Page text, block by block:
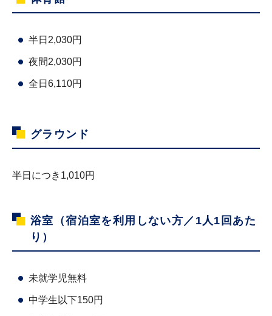
半日2,030円
夜間2,030円
全日6,110円
グラウンド
半日につき1,010円
浴室（宿泊室を利用しない方／1人1回あた
り）
未就学児無料
中学生以下150円